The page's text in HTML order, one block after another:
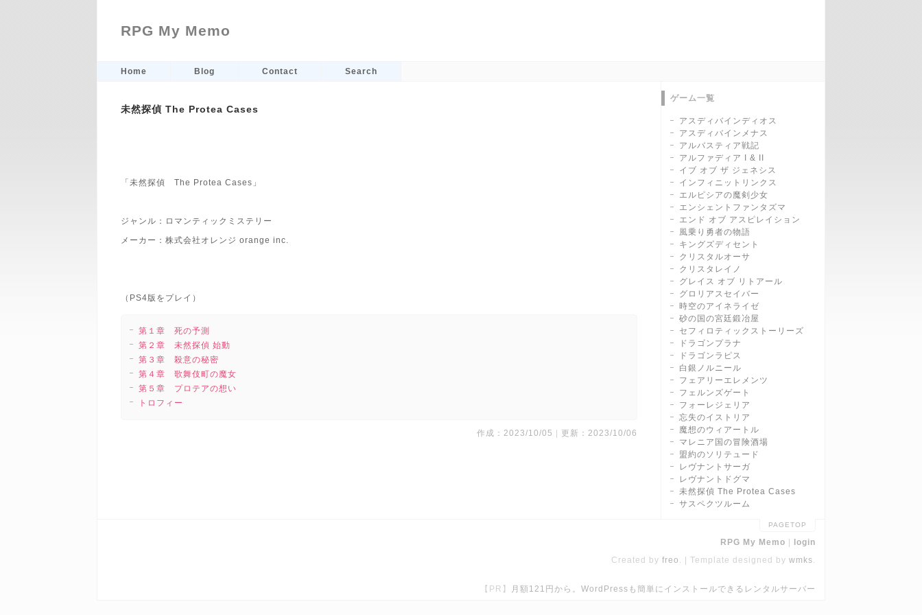
RPG My Memo
Home Blog Contact Search
未然探偵 The Protea Cases
「未然探偵 The Protea Cases」
ジャンル：ロマンティックミステリー
メーカー：株式会社オレンジ orange inc.
（PS4版をプレイ）
第１章 死の予測
第２章 未然探偵 始動
第３章 殺意の秘密
第４章 歌舞伎町の魔女
第５章 プロテアの想い
トロフィー
作成：2023/10/05 更新：2023/10/06
ゲーム一覧
アスディバインディオス
アスディバインメナス
アルバスティア戦記
アルファディア I & II
イブ オブ ザ ジェネシス
インフィニットリンクス
エルピシアの魔剣少女
エンシェントファンタズマ
エンド オブ アスピレイション
風乗り勇者の物語
キングズディセント
クリスタルオーサ
クリスタレイノ
グレイス オブ リトアール
グロリアスセイバー
時空のアイネライゼ
砂の国の宮廷鍛冶屋
セフィロティックストーリーズ
ドラゴンプラナ
ドラゴンラピス
白銀ノルニール
フェアリーエレメンツ
フェルンズゲート
フォーレジェリア
忘失のイストリア
魔想のウィアートル
マレニア国の冒険酒場
盟約のソリテュード
レヴナントサーガ
レヴナントドグマ
未然探偵 The Protea Cases
サスペクツルーム
PAGETOP
RPG My Memo
login
Created by freo . Template designed by wmks.
【PR】 月額121円から。WordPressも簡単にインストールできるレンタルサーバー